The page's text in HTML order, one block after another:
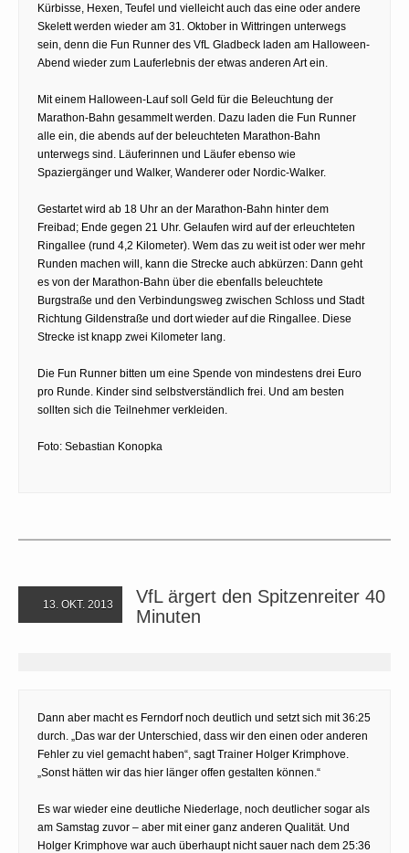
Kürbisse, Hexen, Teufel und vielleicht auch das eine oder andere
Skelett werden wieder am 31. Oktober in Wittringen unterwegs
sein, denn die Fun Runner des VfL Gladbeck laden am Halloween-
Abend wieder zum Lauferlebnis der etwas anderen Art ein.
Mit einem Halloween-Lauf soll Geld für die Beleuchtung der
Marathon-Bahn gesammelt werden. Dazu laden die Fun Runner
alle ein, die abends auf der beleuchteten Marathon-Bahn
unterwegs sind. Läuferinnen und Läufer ebenso wie
Spaziergänger und Walker, Wanderer oder Nordic-Walker.
Gestartet wird ab 18 Uhr an der Marathon-Bahn hinter dem
Freibad; Ende gegen 21 Uhr. Gelaufen wird auf der erleuchteten
Ringallee (rund 4,2 Kilometer). Wem das zu weit ist oder wer mehr
Runden machen will, kann die Strecke auch abkürzen: Dann geht
es von der Marathon-Bahn über die ebenfalls beleuchtete
Burgstraße und den Verbindungsweg zwischen Schloss und Stadt
Richtung Gildenstraße und dort wieder auf die Ringallee. Diese
Strecke ist knapp zwei Kilometer lang.
Die Fun Runner bitten um eine Spende von mindestens drei Euro
pro Runde. Kinder sind selbstverständlich frei. Und am besten
sollten sich die Teilnehmer verkleiden.
Foto: Sebastian Konopka
13. OKT. 2013
VfL ärgert den Spitzenreiter 40
Minuten
Dann aber macht es Ferndorf noch deutlich und setzt sich mit 36:25
durch. „Das war der Unterschied, dass wir den einen oder anderen
Fehler zu viel gemacht haben“, sagt Trainer Holger Krimphove.
„Sonst hätten wir das hier länger offen gestalten können.“
Es war wieder eine deutliche Niederlage, noch deutlicher sogar als
am Samstag zuvor – aber mit einer ganz anderen Qualität. Und
Holger Krimphove war auch überhaupt nicht sauer nach dem 25:36